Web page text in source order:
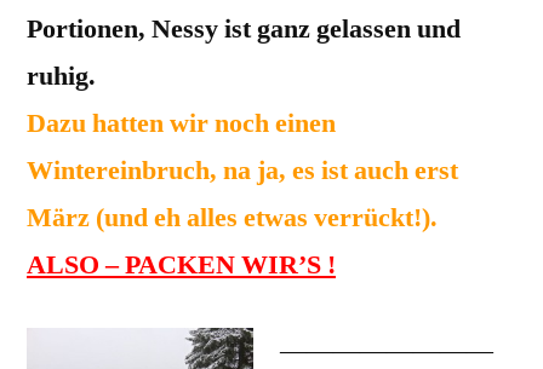
Portionen, Nessy ist ganz gelassen und
ruhig.
Dazu hatten wir noch einen
Wintereinbruch, na ja, es ist auch erst
März (und eh alles etwas verrückt!).
ALSO – PACKEN WIR’S !
————————